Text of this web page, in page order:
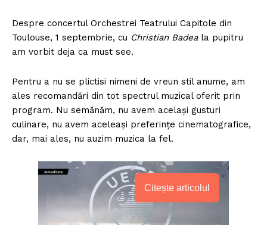
Despre concertul Orchestrei Teatrului Capitole din
Toulouse, 1 septembrie, cu Christian Badeala pupitru
am vorbit deja ca must see.
Pentru a nu se plictisi nimeni de vreun stil anume, am
ales recomandări din tot spectrul muzical oferit prin
program. Nu semănăm, nu avem același gusturi
culinare, nu avem aceleași preferințe cinematografice,
dar, mai ales, nu auzim muzica la fel.
Citește articolul